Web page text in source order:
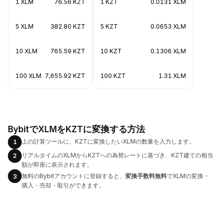
1 XLM 76.56 KZT
5 XLM 382.80 KZT
10 XLM 765.59 KZT
100 XLM 7,655.92 KZT
1 KZT 0.0131 XLM
5 KZT 0.0653 XLM
10 KZT 0.1306 XLM
100 KZT 1.31 XLM
BybitでXLMをKZTに変換する方法
1
上の計算ツールに、KZTに変換したいXLMの数量を入力します。
2
リアルタイムのXLMからKZTへの為替レートに基づき、KZT建ての相当
額が即座に表示されます。
3
無料のBybitアカウントに登録すると、 変換手数料無料でXLMの変換・
購入・売却・取引ができます。